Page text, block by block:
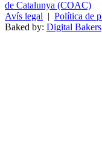
de Catalunya (COAC)
Avís legal
Política de
Baked by: Digital Bakers